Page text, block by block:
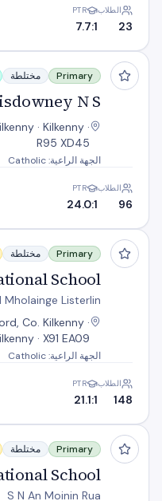
الطلاب
23
PTR
7.7:1
Lisdowney N S
Primary مختلطة
N S
· Kilkenny ·
R95 XD45
الجهة الراعية: Catholic
الطلاب
96
PTR
24.0:1
Listerlin National School
Primary مختلطة
School
Mholainge Listerlin
Co. Kilkenny ·
· X91 EA09
الجهة الراعية: Catholic
الطلاب
148
PTR
21.1:1
National School
Primary مختلطة
School
S N An Moinin Rua